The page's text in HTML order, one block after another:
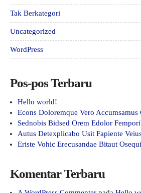
Tak Berkategori
Uncategorized
WordPress
Pos-pos Terbaru
Hello world!
Econs Doloremque Vero Accumsamus
Sednobis Bidsed Orem Edolor
Autus Detexplicabo Usit Fapiente
Eriste Vohic Erecusandae Bitaut
Komentar Terbaru